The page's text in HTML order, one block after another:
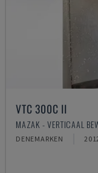
VTC 300C II
MAZAK - VERTICAAL
DENEMARKEN